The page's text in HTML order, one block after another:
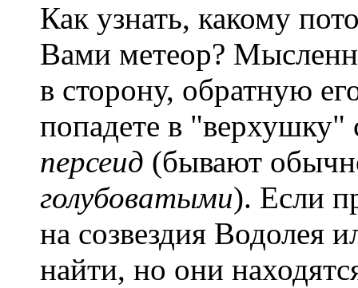
Как узнать, какому
Вами метеор?
в сторону, обратную
попадете в "верхушку"
персеид (бывают
голубоватыми). Если
на созвездия Водолея
найти, но они